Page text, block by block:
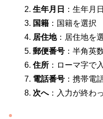
生年月日
：生年月
国籍：国籍を選択
居住地：居住地を
郵便番号：半角英
住所：ローマ字で
電話番号：携帯電
次へ：入力が終わ